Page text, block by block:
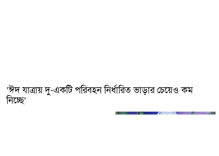
‘ঈদ যাত্রায় দু-একটি পরিবহন নির্ধারিত ভাড়ার চেয়েও কম
নিচ্ছে’